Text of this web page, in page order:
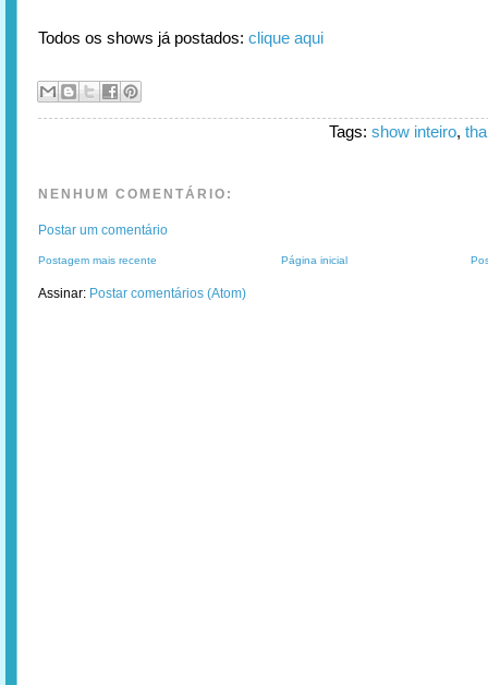
Todos os shows já postados: clique aqui
Tags: show inteiro,
NENHUM COMENTÁRIO:
Postar um comentário
Postagem mais recente Página inicial
Assinar: Postar comentários (Atom)